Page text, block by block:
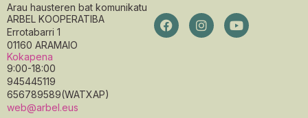
Arau hausteren bat komunikatu
ARBEL KOOPERATIBA
Errotabarri 1
01160 ARAMAIO
Kokapena
9:00-18:00
945445119
656789589(WATXAP)
web@arbel.eus